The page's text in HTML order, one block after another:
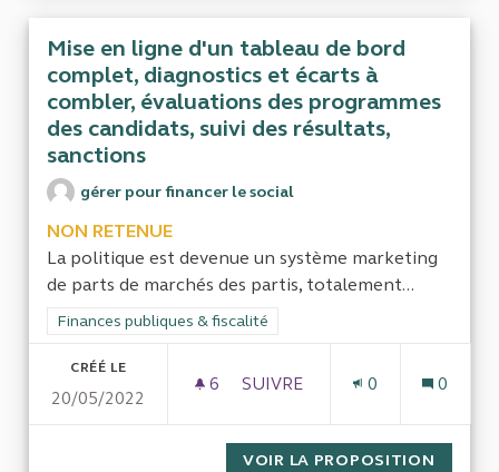
Mise en ligne d'un tableau de bord
complet, diagnostics et écarts à
combler, évaluations des programmes
des candidats, suivi des résultats,
sanctions
gérer pour financer le social
NON RETENUE
La politique est devenue un système marketing
de parts de marchés des partis, totalement...
Filtrer les résultats de la catégorie : Finances publiques &
Finances publiques & fiscalité
CRÉÉ LE
20/05/2022
6 6 ABONNÉS
SUIVRE
0 0
VOIR LA PROPOSITION